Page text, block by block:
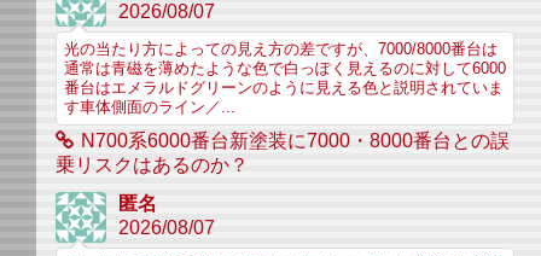
2026/08/07
光の当たり方によっての見え方の差ですが、7000/8000番台は
通常は青磁を薄めたような色で白っぽく見えるのに対して6000
番台はエメラルドグリーンのように見える色と説明されていま
す車体側面のライン／...
N700系6000番台新塗装に7000・8000番台との誤
乗リスクはあるのか？
匿名
2026/08/07